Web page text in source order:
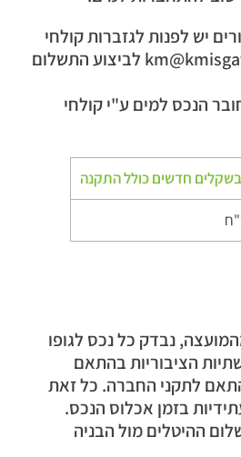
יש לפנות לגזברות קולחי
משגב במייל : km@kmisgav.co.il לביצוע התשלום
הנכס למים ע"י קולחי
חדשים כולל התקנה
קבלת טופס 4 מהמועצה, נבדק כל נכס לגופו
הציבוריות בהתאם
לתקני החברה. כל זאת
בזמן אכלוס הנכס.
ההיטלים מול הבניה